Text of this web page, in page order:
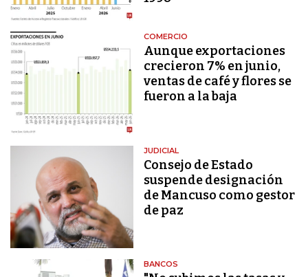
COMERCIO
Aunque exportaciones
crecieron 7% en junio,
ventas de café y flores se
fueron a la baja
JUDICIAL
Consejo de Estado
suspende designación
de Mancuso como gestor
de paz
BANCOS